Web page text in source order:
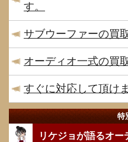
す。
サブウーファーの買
オーディオ一式の買
すぐに対応して頂け
特
リケジョが語るオー